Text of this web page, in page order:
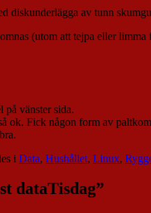
diskunderlägga av tunn
(utom att tejpa eller limma
på vänster sida.
ok. Fick någon form av
i Data, Hushållet, Linux,
dataTisdag”